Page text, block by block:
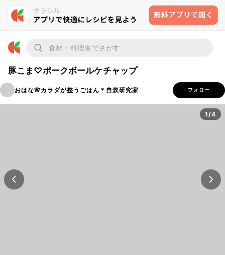
豚こま♡ポークボールケチャップ
おはな🌸カラダが整うごはん＊自炊研究家 フォロー
1/4